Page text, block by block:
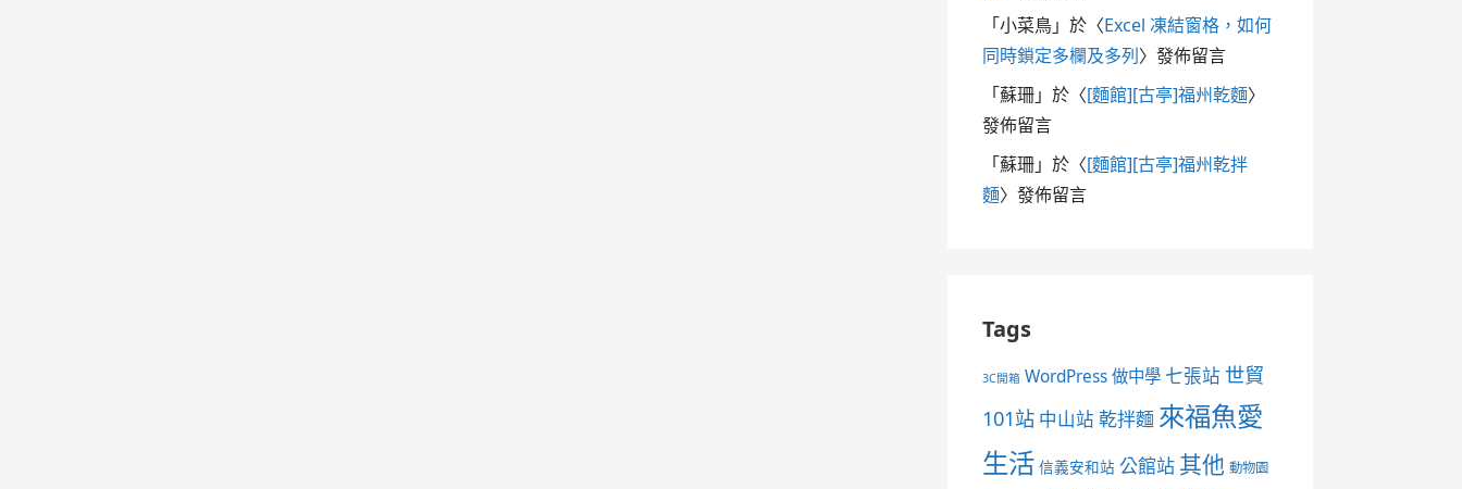
「小菜鳥」於〈Excel 凍結窗格，如何
同時鎖定多欄及多列〉發佈留言
「蘇珊」於〈[麵館][古亭]福州乾麵〉
發佈留言
「蘇珊」於〈[麵館][古亭]福州乾拌
麵〉發佈留言
Tags
3C開箱 WordPress 做中學 七張站 世貿
101站 中山站 乾拌麵 來福魚愛
生活 信義安和站 公館站 其他 動物園